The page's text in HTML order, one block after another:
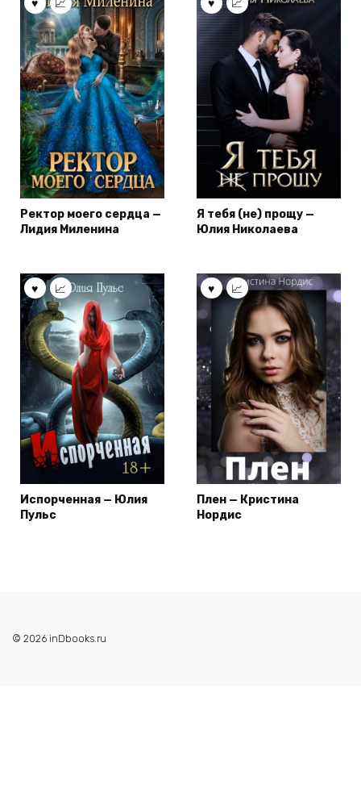
Ректор моего сердца —
Лидия Миленина
Я тебя (не) прощу —
Юлия Николаева
Испорченная — Юлия
Пульс
Плен — Кристина
Нордис
© 2026 inDbooks.ru